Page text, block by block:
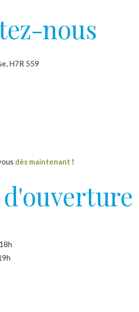
nous
H7R 559
dès maintenant !